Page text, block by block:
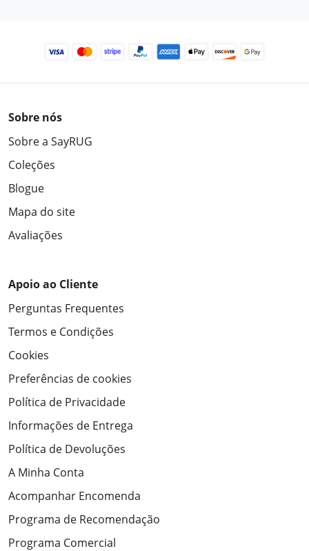
Sobre nós
Sobre a SayRUG
Coleções
Blogue
Mapa do site
Avaliações
Apoio ao Cliente
Perguntas Frequentes
Termos e Condições
Cookies
Preferências de cookies
Política de Privacidade
Informações de Entrega
Política de Devoluções
A Minha Conta
Acompanhar Encomenda
Programa de Recomendação
Programa Comercial